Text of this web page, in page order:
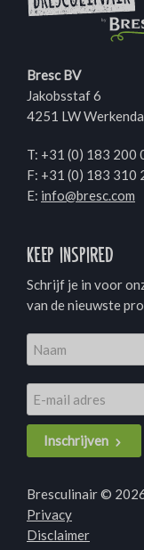
Bresc BV
Jakobsstaf 6
4251 LW
T: +31 (0) 183 200
F: +31 (0) 183 310
E: info@bresc.com
Keep inspired
Schrijf je in voor
van de nieuwste
Inschrijven
Bresculinair ©
Privacy
Disclaimer